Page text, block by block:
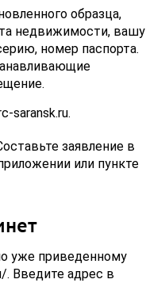
образца,
недвижимости, вашу
номер паспорта.
saransk.ru.
заявление в
или пункте
уже приведенному
. Введите адрес в